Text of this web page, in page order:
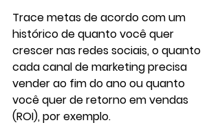
Trace metas de acordo com um
histórico de quanto você quer
crescer nas redes sociais, o quanto
cada canal de marketing precisa
vender ao fim do ano ou quanto
você quer de retorno em vendas
(ROI), por exemplo.